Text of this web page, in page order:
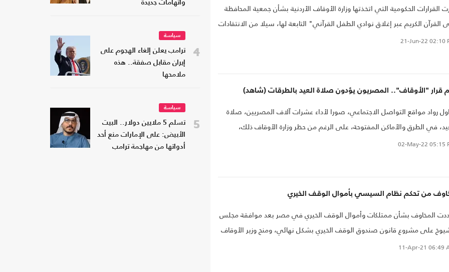
القرارات الحكومية التي اتخذتها وزارة الأوقاف الأردنية بشأن جمعية المحافظة
القرآن الكريم عبر إغلاق نوادي الطفل القرآني" التابعة لها، سيلا من الانتقادات
العامة ونخب البلاد يقابله حملة تضامن واسعة مع الجمعية.
21-Jun-22 02:10
قرار "الأوقاف".. المصريون يؤدون صلاة العيد بالطرقات (شاهد)
رواد مواقع التواصل الاجتماعي، صورا لأداء عشرات آلاف المصريين، صلاة
في الطرق والأماكن المفتوحة، على الرغم من حظر وزارة الأوقاف ذلك،
أماكن الصلاة في المساجد التي أعلنت عنها فقط.
02-May-22 05:15
من تحكم نظام السيسي بأموال الوقف الخيري
المخاوف بشأن ممتلكات وأموال الوقف الخيري في مصر بعد موافقة مجلس
على مشروع قانون صندوق الوقف الخيري بشكل نهائي، ومنح وزير الأوقاف
التصرف في أموال صندوق الوقف الخيري..
11-Apr-21 06:49
واتهامات جديدة
4
سياسة
ترامب يعلن إلغاء الهجوم على
إيران مقابل صفقة.. هذه
ملامحها
5
سياسة
تسلم 5 ملايين دولار.. البيت
الأبيض: على الإمارات منع أحد
أدواتها من مهاجمة ترامب